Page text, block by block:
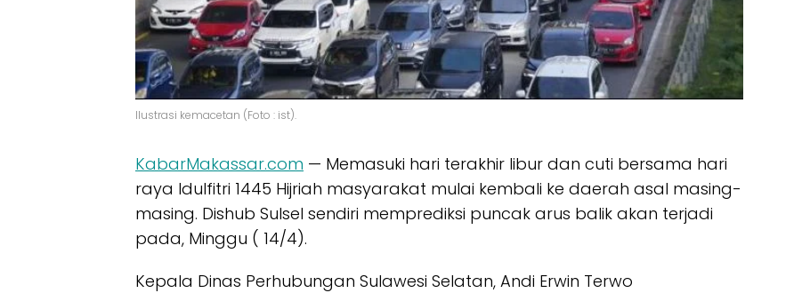
Ilustrasi kemacetan (Foto : ist).
KabarMakassar.com — Memasuki hari terakhir libur dan cuti bersama hari
raya Idulfitri 1445 Hijriah masyarakat mulai kembali ke daerah asal masing-
masing. Dishub Sulsel sendiri memprediksi puncak arus balik akan terjadi
pada, Minggu ( 14/4).
Kepala Dinas Perhubungan Sulawesi Selatan, Andi Erwin Terwo